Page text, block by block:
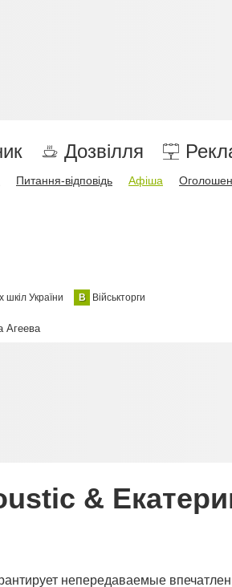
Дозвілля
Питання-відповідь Афіша
України В Військторги
Агеева
&
непередаваемые